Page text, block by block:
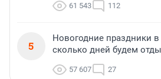
61 543 112
5
Новогодние праздники в
сколько дней будем
57 607 27